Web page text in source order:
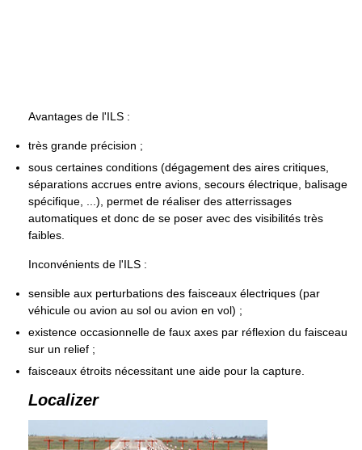
Avantages de l'ILS :
très grande précision ;
sous certaines conditions (dégagement des aires critiques,
séparations accrues entre avions, secours électrique, balisage
spécifique, ...), permet de réaliser des atterrissages
automatiques et donc de se poser avec des visibilités très
faibles.
Inconvénients de l'ILS :
sensible aux perturbations des faisceaux électriques (par
véhicule ou avion au sol ou avion en vol) ;
existence occasionnelle de faux axes par réflexion du faisceau
sur un relief ;
faisceaux étroits nécessitant une aide pour la capture.
Localizer